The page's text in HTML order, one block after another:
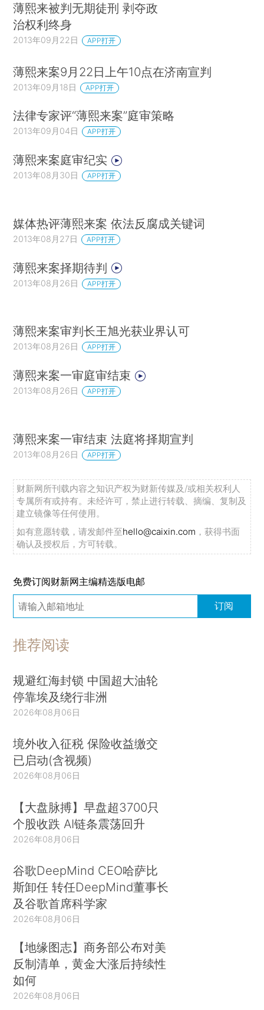
薄熙来被判无期徒刑 剥夺政
治权利终身
2013年09月22日 APP打开
薄熙来案9月22日上午10点在济南宣判
2013年09月18日 APP打开
法律专家评“薄熙来案”庭审策略
2013年09月04日 APP打开
薄熙来案庭审纪实
2013年08月30日 APP打开
媒体热评薄熙来案 依法反腐成关键词
2013年08月27日 APP打开
薄熙来案择期待判
2013年08月26日 APP打开
薄熙来案审判长王旭光获业界认可
2013年08月26日 APP打开
薄熙来案一审庭审结束
2013年08月26日 APP打开
薄熙来案一审结束 法庭将择期宣判
2013年08月26日 APP打开
财新网所刊载内容之知识产权为财新传媒及/或相关权利人
专属所有或持有。未经许可，禁止进行转载、摘编、复制及
建立镜像等任何使用。
如有意愿转载，请发邮件至hello@caixin.com ，获得书面
确认及授权后，方可转载。
免费订阅财新网主编精选版电邮
订阅
推荐阅读
规避红海封锁 中国超大油轮
停靠埃及绕行非洲
2026年08月06日
境外收入征税 保险收益缴交
已启动(含视频)
2026年08月06日
【大盘脉搏】早盘超3700只
个股收跌 AI链条震荡回升
2026年08月06日
谷歌DeepMind CEO哈萨比
斯卸任 转任DeepMind董事长
及谷歌首席科学家
2026年08月06日
【地缘图志】商务部公布对美
反制清单，黄金大涨后持续性
如何
2026年08月06日